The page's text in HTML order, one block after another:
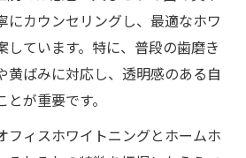
にカウンセリングし、最適なホワ
しています。特に、普段の歯磨き
黄ばみに対応し、透明感のある自
が重要です。
フィスホワイトニングとホームホ